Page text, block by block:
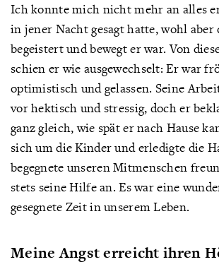
Ich konnte mich nicht mehr an alles
in jener Nacht gesagt hatte, wohl aber
begeistert und bewegt er war. Von
schien er wie ausgewechselt: Er war
optimistisch und gelassen. Seine
vor hektisch und stressig, doch er
ganz gleich, wie spät er nach Hause
sich um die Kinder und erledigte die
begegnete unseren Mitmenschen
stets seine Hilfe an. Es war eine
gesegnete Zeit in unserem Leben.
Meine Angst erreicht ihren